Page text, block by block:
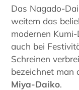
Das Nagado-
weitem das
modernen
auch bei
Schreinen
bezeichnet man
Miya-Daiko.